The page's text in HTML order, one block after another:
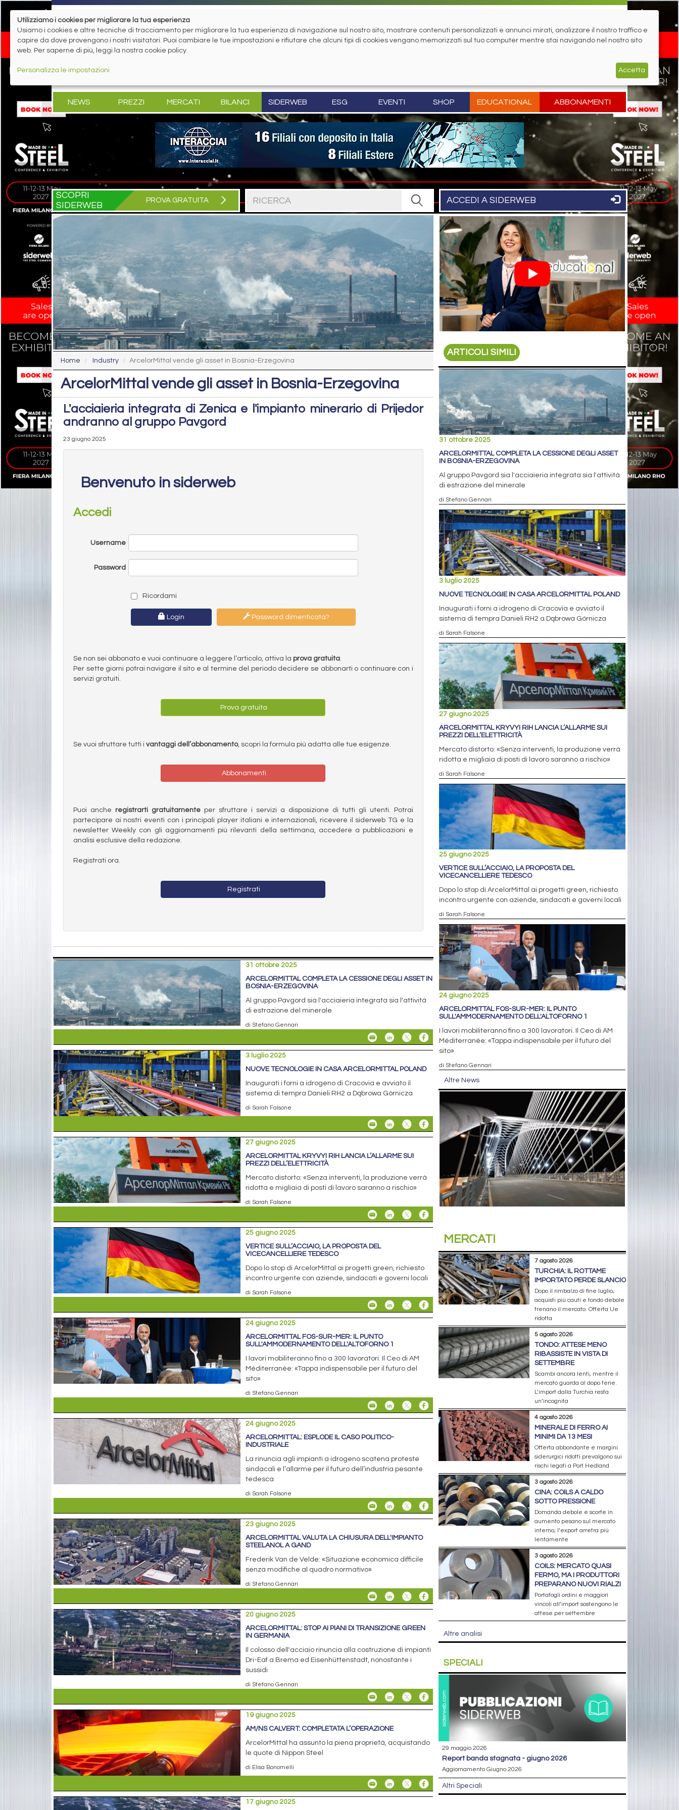
NEWS PREZZI MERCATI BILANCI SIDERWEB ESG EVENTI SHOP EDUCATIONAL ABBONAMENTI
SCOPRI
SIDERWEB
PROVA GRATUITA ACCEDI A SIDERWEB
Home Industry ArcelorMittal vende gli asset in Bosnia-Erzegovina
ArcelorMittal vende gli asset in Bosnia-Erzegovina
L'acciaieria integrata di Zenica e l'impianto minerario di Prijedor
andranno al gruppo Pavgord
23 giugno 2025
Benvenuto in siderweb
Accedi
Username
Password
Ricordami
Login Password dimenticata?
Se non sei abbonato e vuoi continuare a leggere l’articolo, attiva la prova gratuita.
Per sette giorni potrai navigare il sito e al termine del periodo decidere se abbonarti o continuare con i
servizi gratuiti.
Prova gratuita
Se vuoi sfruttare tutti i vantaggi dell’abbonamento, scopri la formula più adatta alle tue esigenze.
Abbonamenti
Puoi anche registrarti gratuitamenteper sfruttare i servizi a disposizione di tutti gli utenti. Potrai
partecipare ai nostri eventi con i principali player italiani e internazionali, ricevere il siderweb TG e la
newsletter Weekly con gli aggiornamenti più rilevanti della settimana, accedere a pubblicazioni e
analisi esclusive della redazione.
Registrati ora.
Registrati
31 ottobre 2025
ARCELORMITTAL COMPLETA LA CESSIONE DEGLI ASSET IN
BOSNIA-ERZEGOVINA
Al gruppo Pavgord sia l'acciaieria integrata sia l'attività
di estrazione del minerale
di Stefano Gennari
3 luglio 2025
NUOVE TECNOLOGIE IN CASA ARCELORMITTAL POLAND
Inaugurati i forni a idrogeno di Cracovia e avviato il
sistema di tempra Danieli RH2 a Dąbrowa Górnicza
di Sarah Falsone
27 giugno 2025
ARCELORMITTAL KRYVYI RIH LANCIA L’ALLARME SUI
PREZZI DELL’ELETTRICITÀ
Mercato distorto: «Senza interventi, la produzione verrà
ridotta e migliaia di posti di lavoro saranno a rischio»
di Sarah Falsone
25 giugno 2025
VERTICE SULL’ACCIAIO, LA PROPOSTA DEL
VICECANCELLIERE TEDESCO
Dopo lo stop di ArcelorMittal ai progetti green, richiesto
incontro urgente con aziende, sindacati e governi locali
di Sarah Falsone
24 giugno 2025
ARCELORMITTAL FOS-SUR-MER: IL PUNTO
SULL'AMMODERNAMENTO DELL'ALTOFORNO 1
I lavori mobiliteranno fino a 300 lavoratori. Il Ceo di AM
Méditerranée: «Tappa indispensabile per il futuro del
sito»
di Stefano Gennari
24 giugno 2025
ARCELORMITTAL: ESPLODE IL CASO POLITICO-
INDUSTRIALE
La rinuncia agli impianti a idrogeno scatena proteste
sindacali e l’allarme per il futuro dell’industria pesante
tedesca
di Sarah Falsone
23 giugno 2025
ARCELORMITTAL VALUTA LA CHIUSURA DELL'IMPIANTO
STEELANOL A GAND
Frederik Van de Velde: «Situazione economica difficile
senza modifiche al quadro normativo»
di Stefano Gennari
20 giugno 2025
ARCELORMITTAL: STOP AI PIANI DI TRANSIZIONE GREEN
IN GERMANIA
Il colosso dell'acciaio rinuncia alla costruzione di impianti
Dri-Eaf a Brema ed Eisenhüttenstadt, nonostante i
sussidi
di Stefano Gennari
19 giugno 2025
AM/NS CALVERT: COMPLETATA L’OPERAZIONE
ArcelorMittal ha assunto la piena proprietà, acquistando
le quote di Nippon Steel
di Elisa Bonomelli
17 giugno 2025
ARTICOLI SIMILI
31 ottobre 2025
ARCELORMITTAL COMPLETA LA CESSIONE DEGLI ASSET
IN BOSNIA-ERZEGOVINA
Al gruppo Pavgord sia l'acciaieria integrata sia l'attività
di estrazione del minerale
di Stefano Gennari
3 luglio 2025
NUOVE TECNOLOGIE IN CASA ARCELORMITTAL POLAND
Inaugurati i forni a idrogeno di Cracovia e avviato il
sistema di tempra Danieli RH2 a Dąbrowa Górnicza
di Sarah Falsone
27 giugno 2025
ARCELORMITTAL KRYVYI RIH LANCIA L’ALLARME SUI
PREZZI DELL’ELETTRICITÀ
Mercato distorto: «Senza interventi, la produzione verrà
ridotta e migliaia di posti di lavoro saranno a rischio»
di Sarah Falsone
25 giugno 2025
VERTICE SULL’ACCIAIO, LA PROPOSTA DEL
VICECANCELLIERE TEDESCO
Dopo lo stop di ArcelorMittal ai progetti green, richiesto
incontro urgente con aziende, sindacati e governi locali
di Sarah Falsone
24 giugno 2025
ARCELORMITTAL FOS-SUR-MER: IL PUNTO
SULL'AMMODERNAMENTO DELL'ALTOFORNO 1
I lavori mobiliteranno fino a 300 lavoratori. Il Ceo di AM
Méditerranée: «Tappa indispensabile per il futuro del
sito»
di Stefano Gennari
Altre News
MERCATI
7 agosto 2026
TURCHIA: IL ROTTAME
IMPORTATO PERDE SLANCIO
Dopo il rimbalzo di fine luglio,
acquisti più cauti e tondo debole
frenano il mercato. Offerta Ue
ridotta
5 agosto 2026
TONDO: ATTESE MENO
RIBASSISTE IN VISTA DI
SETTEMBRE
Scambi ancora lenti, mentre il
mercato guarda al dopo ferie.
L’import dalla Turchia resta
un’incognita
4 agosto 2026
MINERALE DI FERRO AI
MINIMI DA 13 MESI
Offerta abbondante e margini
siderurgici ridotti prevalgono sui
rischi legati a Port Hedland
3 agosto 2026
CINA: COILS A CALDO
SOTTO PRESSIONE
Domanda debole e scorte in
aumento pesano sul mercato
interno; l’export arretra più
lentamente
3 agosto 2026
COILS: MERCATO QUASI
FERMO, MA I PRODUTTORI
PREPARANO NUOVI RIALZI
Portafogli ordini e maggiori
vincoli all’import sostengono le
attese per settembre
Altre analisi
SPECIALI
29 maggio 2026
report banda stagnata - giugno 2026
Aggiornamento Giugno 2026
Altri Speciali
Utilizziamo i cookies per migliorare la tua esperienza
Usiamo i cookies e altre tecniche di tracciamento per migliorare la tua esperienza di navigazione sul nostro sito, mostrare contenuti personalizzati e annunci mirati, analizzare il nostro traffico e
capire da dove provengono i nostri visitatori. Puoi cambiare le tue impostazioni e rifiutare che alcuni tipi di cookies vengano memorizzati sul tuo computer mentre stai navigando nel nostro sito
web. Per saperne di più, leggi la nostra cookie policy.
Personalizza le impostazioni Accetta